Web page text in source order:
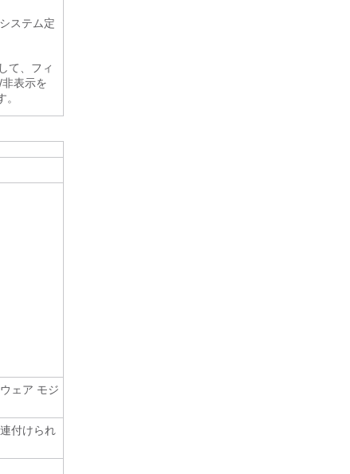
システム定
て、フィ
表示を
ェア モジ
付けられ